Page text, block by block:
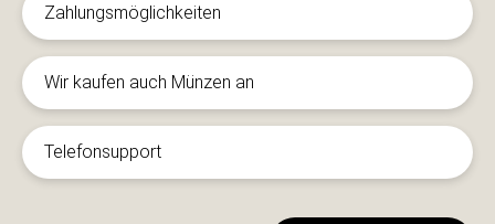
Zahlungsmöglichkeiten
Wir kaufen auch Münzen an
Telefonsupport